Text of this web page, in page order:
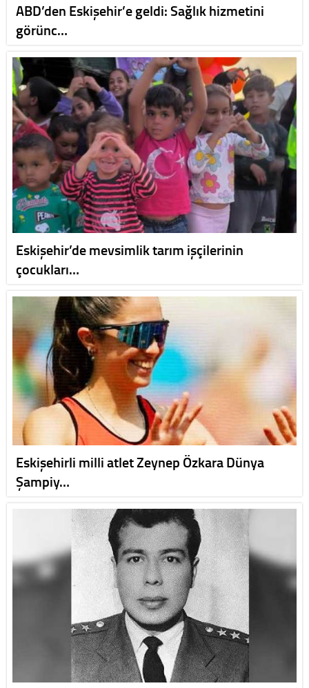
ABD’den Eskişehir’e geldi: Sağlık hizmetini
görünc…
Eskişehir’de mevsimlik tarım işçilerinin
çocukları…
Eskişehirli milli atlet Zeynep Özkara Dünya
Şampiy…